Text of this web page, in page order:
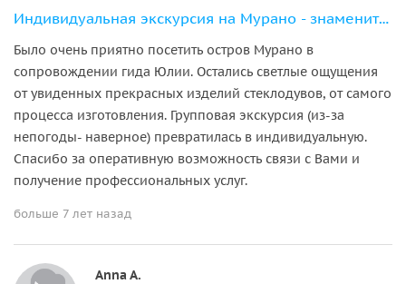
Индивидуальная экскурсия на Мурано - знаменитый остров стеклодувов
Было очень приятно посетить остров Мурано в
сопровождении гида Юлии. Остались светлые ощущения
от увиденных прекрасных изделий стеклодувов, от самого
процесса изготовления. Групповая экскурсия (из-за
непогоды- наверное) превратилась в индивидуальную.
Спасибо за оперативную возможность связи с Вами и
получение профессиональных услуг.
больше 7 лет назад
Anna A.